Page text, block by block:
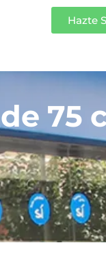
Hazte
75